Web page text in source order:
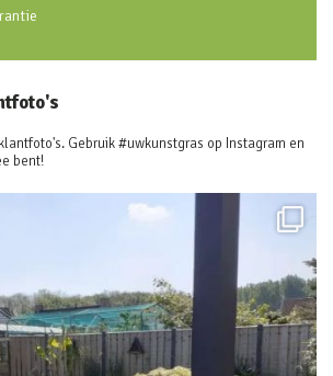
Gebruik #uwkunstgras op Instagram en
bent!